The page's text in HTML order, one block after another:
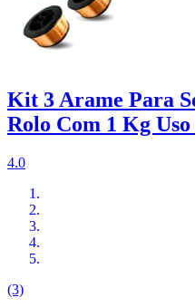
Kit 3 Arame Para
Rolo Com 1 Kg
4.0
(3)